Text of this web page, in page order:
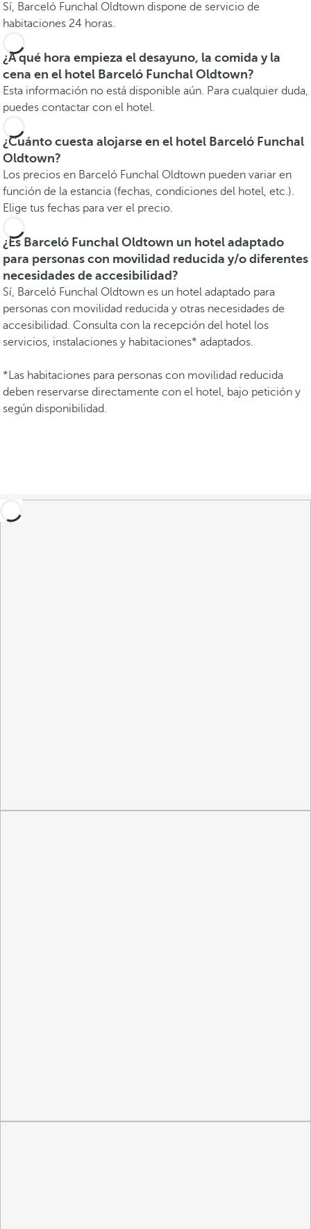
Sí, Barceló Funchal Oldtown dispone de servicio de
habitaciones 24 horas.
¿A qué hora empieza el desayuno, la comida y la
cena en el hotel Barceló Funchal Oldtown?
Esta información no está disponible aún. Para cualquier duda,
puedes contactar con el hotel.
¿Cuánto cuesta alojarse en el hotel Barceló Funchal
Oldtown?
Los precios en Barceló Funchal Oldtown pueden variar en
función de la estancia (fechas, condiciones del hotel, etc.).
Elige tus fechas para ver el precio.
¿Es Barceló Funchal Oldtown un hotel adaptado
para personas con movilidad reducida y/o diferentes
necesidades de accesibilidad?
Sí, Barceló Funchal Oldtown es un hotel adaptado para
personas con movilidad reducida y otras necesidades de
accesibilidad. Consulta con la recepción del hotel los
servicios, instalaciones y habitaciones* adaptados.
*Las habitaciones para personas con movilidad reducida
deben reservarse directamente con el hotel, bajo petición y
según disponibilidad.